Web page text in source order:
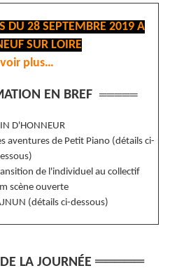
DU 28 SEPTEMBRE 2019 A
SUR LOIRE
plus…
EN BREF ═════
D'HONNEUR
aventures de Petit Piano (détails ci-
de l'individuel au collectif
scène ouverte
(détails ci-dessous)
LA JOURNÉE ═════